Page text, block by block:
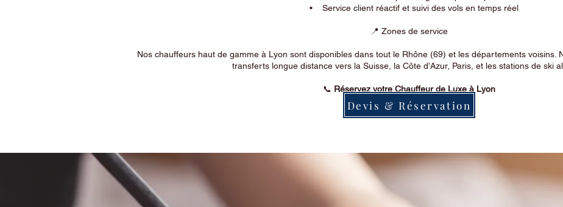
• Service client réactif et suivi des vols en temps réel
📍 Zones de service
Nos chauffeurs haut de gamme à Lyon sont disponibles dans tout le Rhône (69) et les départements voisins.
transferts longue distance vers la Suisse, la Côte d’Azur, Paris, et les stations de ski
📞 Réservez votre Chauffeur de Luxe à Lyon
Devis & Réservation